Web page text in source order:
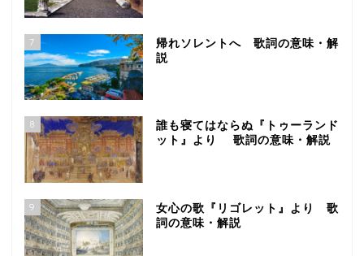
7
帰れソレントへ 歌詞の意味・解
説
8
誰も寝てはならぬ『トゥーランド
ット』より 歌詞の意味・解説
9
女心の歌『リゴレット』より 歌
詞の意味・解説